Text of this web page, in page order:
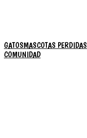
GATOSMASCOTAS PERDIDAS
COMUNIDAD